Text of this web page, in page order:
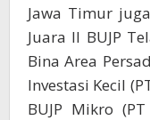
Jawa Timur
Juara II BUJP
Bina Area
Investasi Kecil
BUJP Mikro